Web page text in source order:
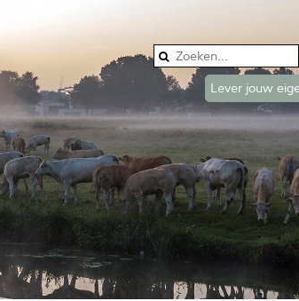
Lever jouw